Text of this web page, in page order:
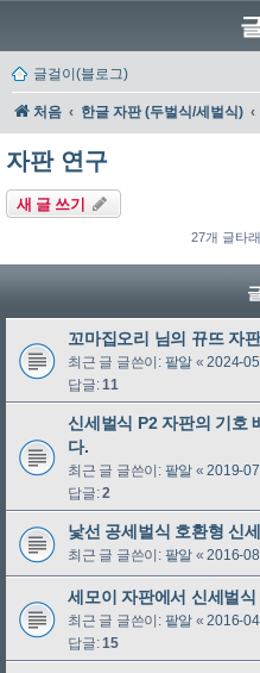
글걸이(블로그)
처음 한글 자판 (두벌식/세벌식)
자판 연구
새 글 쓰기
27개 글타래
꼬마집오리 님의 뀨뜨 자
최근 글 글쓴이: 팥알 «2024-
답글:11
신세벌식 P2 자판의 기호
다.
최근 글 글쓴이: 팥알 «2019-
답글:2
낯선 공세벌식 호환형 신
최근 글 글쓴이: 팥알 «2016-
세모이 자판에서 신세벌
최근 글 글쓴이: 팥알 «2016-
답글:15